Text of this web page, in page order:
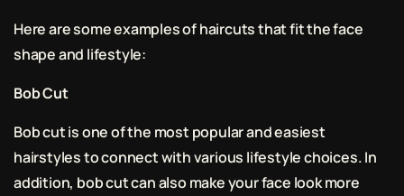
Here are some examples of haircuts that fit the face
shape and lifestyle:
Bob Cut
Bob cut is one of the most popular and easiest
hairstyles to connect with various lifestyle choices. In
addition, bob cut can also make your face look more